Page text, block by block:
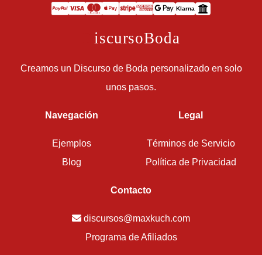
Klarna
iscursoBoda
Creamos un Discurso de Boda personalizado en solo
unos pasos.
Navegación
Ejemplos
Blog
Legal
Términos de Servicio
Política de Privacidad
Contacto
discursos@maxkuch.com
Programa de Afiliados